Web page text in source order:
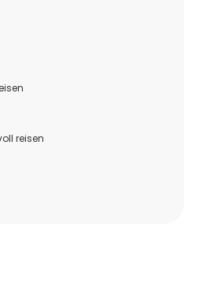
reisen